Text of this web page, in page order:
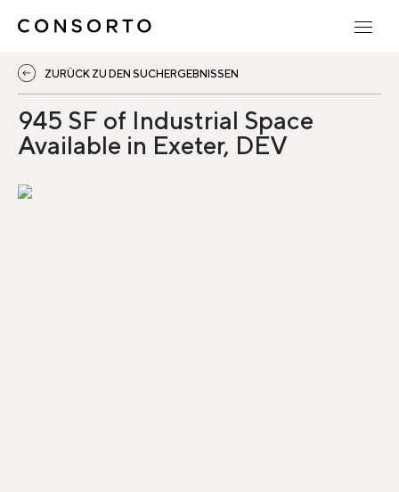
ZURÜCK ZU DEN SUCHERGEBNISSEN
945 SF of Industrial Space
Available in Exeter, DEV